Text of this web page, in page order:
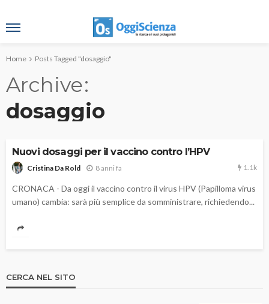
Home Posts Tagged "dosaggio"
Archive
dosaggio
Nuovi dosaggi per il vaccino contro l’HPV
Cristina Da Rold 8 anni fa 1.1k
CRONACA - Da oggi il vaccino contro il virus HPV (Papilloma virus
umano) cambia: sarà più semplice da somministrare, richiedendo...
CERCA NEL SITO